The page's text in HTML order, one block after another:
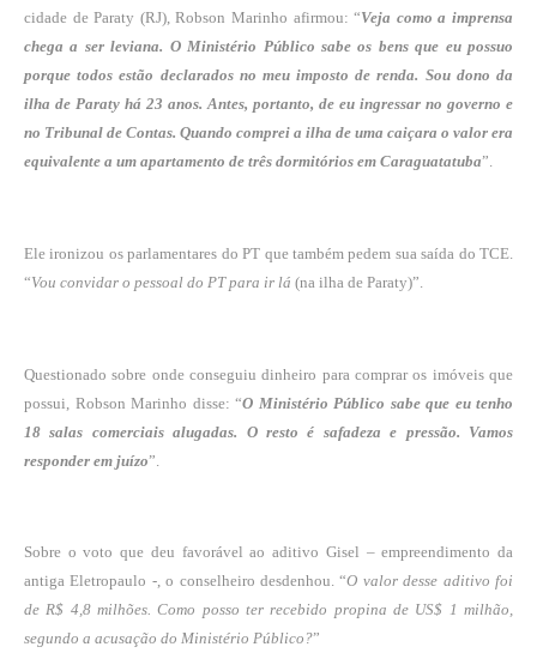
cidade de Paraty (RJ), Robson Marinho afirmou: “Veja como a imprensa
chega a ser leviana. O Ministério Público sabe os bens que eu possuo
porque todos estão declarados no meu imposto de renda. Sou dono da
ilha de Paraty há 23 anos. Antes, portanto, de eu ingressar no governo e
no Tribunal de Contas. Quando comprei a ilha de uma caiçara o valor era
equivalente a um apartamento de três dormitórios em Caraguatatuba”.
Ele ironizou os parlamentares do PT que também pedem sua saída do TCE.
“Vou convidar o pessoal do PT para ir lá (na ilha de Paraty)”.
Questionado sobre onde conseguiu dinheiro para comprar os imóveis que
possui, Robson Marinho disse: “O Ministério Público sabe que eu tenho
18 salas comerciais alugadas. O resto é safadeza e pressão. Vamos
responder em juízo”.
Sobre o voto que deu favorável ao aditivo Gisel – empreendimento da
antiga Eletropaulo -, o conselheiro desdenhou. “O valor desse aditivo foi
de R$ 4,8 milhões. Como posso ter recebido propina de US$ 1 milhão,
segundo a acusação do Ministério Público?”